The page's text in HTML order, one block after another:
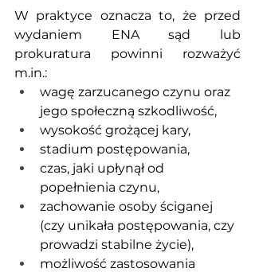
W praktyce oznacza to, że przed
wydaniem ENA sąd lub
m.in.:
wagę zarzucanego czynu oraz
jego społeczną szkodliwość,
wysokość grożącej kary,
stadium postępowania,
czas, jaki upłynął od
popełnienia czynu,
zachowanie osoby ściganej
(czy unikała postępowania, czy
prowadzi stabilne życie),
możliwość zastosowania